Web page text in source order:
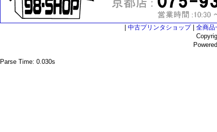
中古プリンタショップ| 全商品
Parse Time: 0.030s